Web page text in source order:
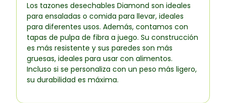
Los tazones desechables Diamond son ideales
para ensaladas o comida para llevar, ideales
para diferentes usos. Además, contamos con
tapas de pulpa de fibra a juego. Su construcción
es más resistente y sus paredes son más
gruesas, ideales para usar con alimentos.
Incluso si se personaliza con un peso más ligero,
su durabilidad es máxima.